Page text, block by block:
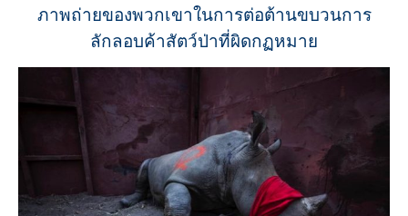
ภาพถ่ายของพวกเขาในการต่อต้านขบวนการ
ลักลอบค้าสัตว์ป่าที่ผิดกฏหมาย